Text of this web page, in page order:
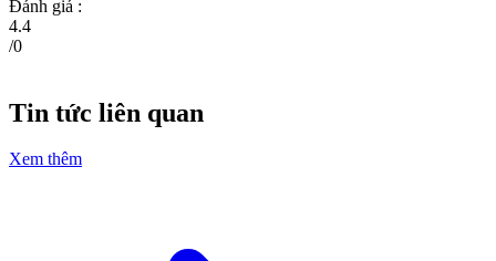
Đánh giá :
4.4
/0
Tin tức liên quan
Xem thêm